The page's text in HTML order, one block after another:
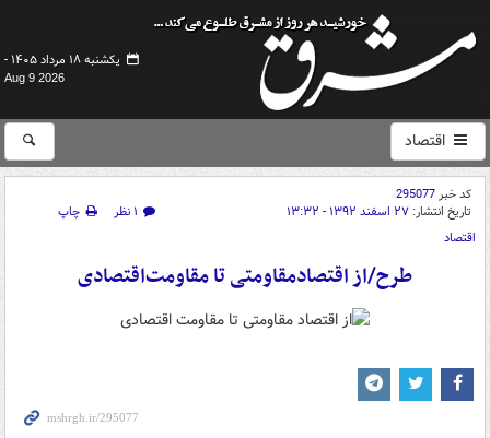
یکشنبه ۱۸ مرداد ۱۴۰۵ -
Aug 9 2026
اقتصاد
کد خبر295077
تاریخ انتشار: ۲۷ اسفند ۱۳۹۲ - ۱۳:۳۲ ۱ نظر
چاپ
اقتصاد
طرح/از اقتصادمقاومتی تا مقاومت‌اقتصادی